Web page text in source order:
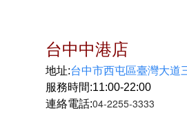
台中中港店
地址:台中市西屯區臺灣大道
服務時間:11:00-22:00
連絡電話:04-2255-3333